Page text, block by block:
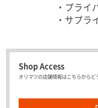
・プライ
・サプラ
Shop Access
オリマツの店舗情報はこちらからど